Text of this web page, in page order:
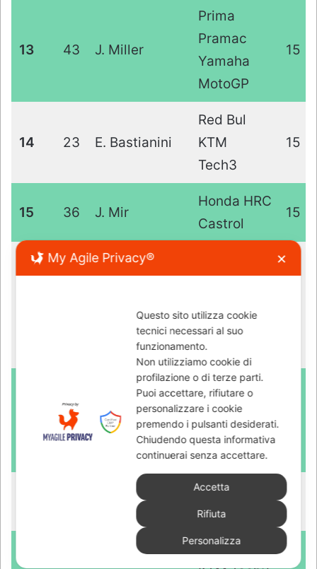
My Agile Privacy® ✕
Questo sito utilizza cookie
tecnici necessari al suo
funzionamento.
Non utilizziamo cookie di
profilazione o di terze parti.
Puoi accettare, rifiutare o
personalizzare i cookie
premendo i pulsanti desiderati.
Chiudendo questa informativa
continuerai senza accettare.
Accetta
Rifiuta
Personalizza